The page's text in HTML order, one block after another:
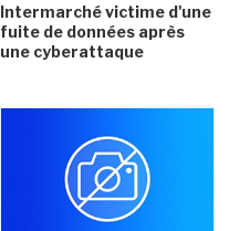
Intermarché victime d'une
fuite de données après
une cyberattaque